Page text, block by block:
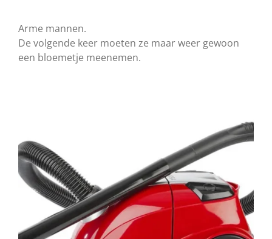
Arme mannen.
De volgende keer moeten ze maar weer gewoon
een bloemetje meenemen.